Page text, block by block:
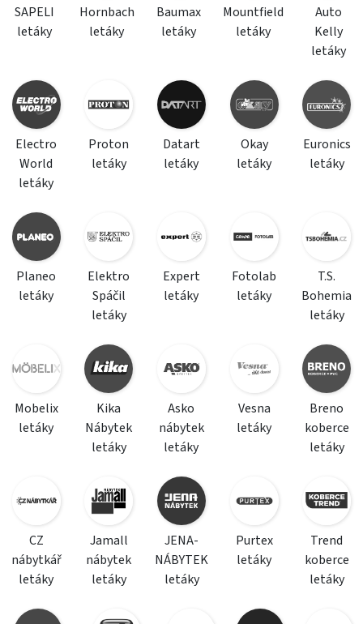
SAPELI
letáky
Hornbach
letáky
Baumax
letáky
Mountfield
letáky
Auto
Kelly
letáky
Electro
World
letáky
Proton
letáky
Datart
letáky
Okay
letáky
Euronics
letáky
Planeo
letáky
Elektro
Spáčil
letáky
Expert
letáky
Fotolab
letáky
T.S.
Bohemia
letáky
Mobelix
letáky
Kika
Nábytek
letáky
Asko
nábytek
letáky
Vesna
letáky
Breno
koberce
letáky
CZ
nábytkář
letáky
Jamall
nábytek
letáky
JENA-
NÁBYTEK
letáky
Purtex
letáky
Trend
koberce
letáky